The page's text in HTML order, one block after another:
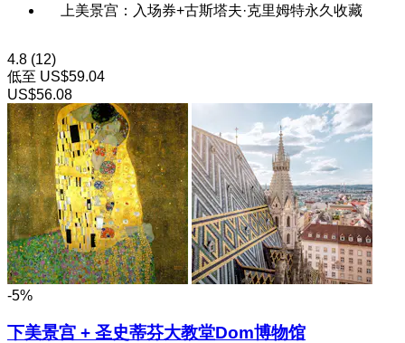
上美景宫：入场券+古斯塔夫·克里姆特永久收藏
4.8 (12)
低至 US$59.04
US$56.08
-5%
下美景宫 + 圣史蒂芬大教堂Dom博物馆